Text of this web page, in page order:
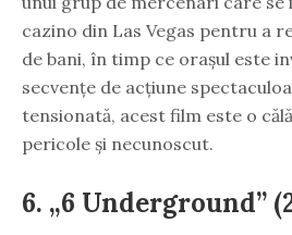
cazino din Las Vegas pentru a
de bani, în timp ce orașul este
secvențe de acțiune
tensionată, acest film este o
pericole și necunoscut.
6. „6 Underground”